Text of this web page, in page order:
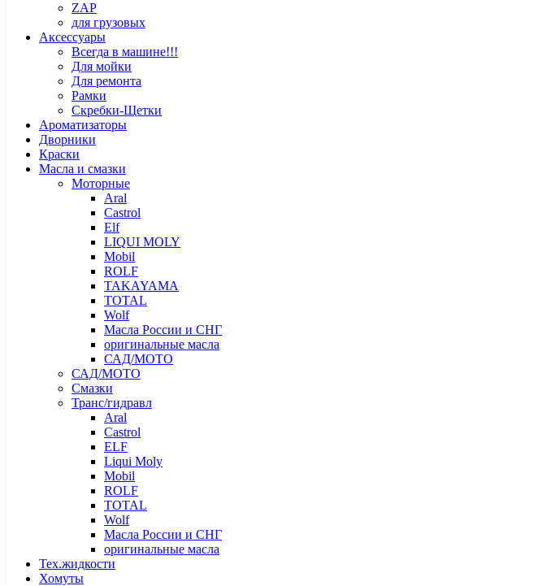
ZAP
для грузовых
Аксессуары
Всегда в машине!!!
Для мойки
Для ремонта
Рамки
Скребки-Щетки
Ароматизаторы
Дворники
Краски
Масла и смазки
Моторные
Aral
Castrol
Elf
LIQUI MOLY
Mobil
ROLF
TAKAYAMA
TOTAL
Wolf
Масла России и СНГ
оригинальные масла
САД/МОТО
САД/МОТО
Смазки
Транс/гидравл
Aral
Castrol
ELF
Liqui Moly
Mobil
ROLF
TOTAL
Wolf
Масла России и СНГ
оригинальные масла
Тех.жидкости
Хомуты